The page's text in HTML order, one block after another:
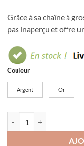
Grâce à sa chaîne à
pas inaperçu et offre
Couleur
Argent Or